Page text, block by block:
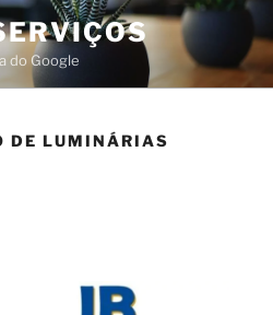
do Google
DE LUMINÁRIAS